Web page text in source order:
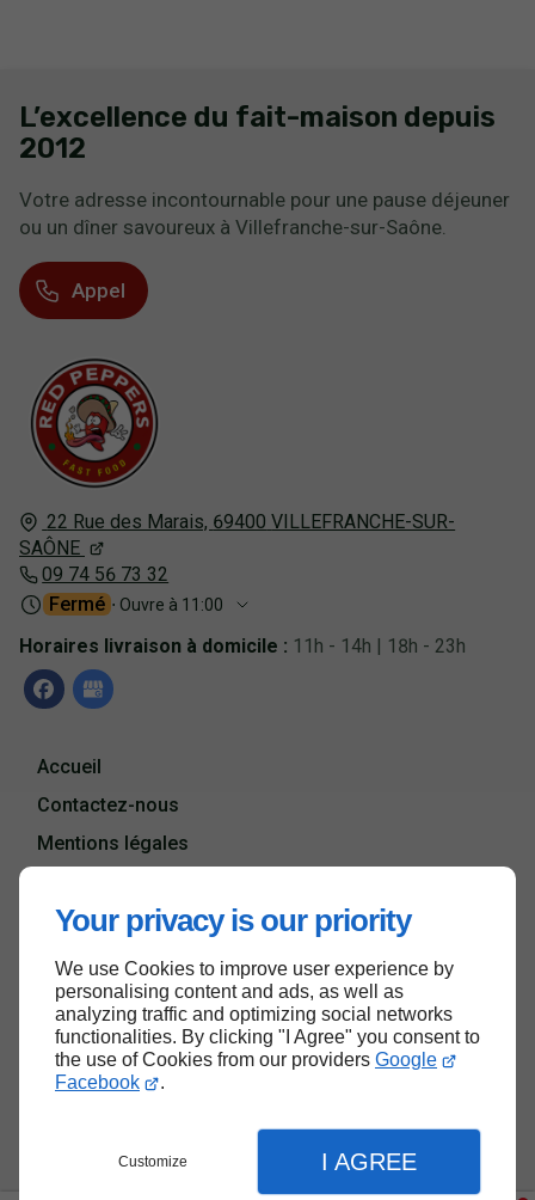
Your privacy is our priority
We use Cookies to improve user experience by
personalising content and ads, as well as
analyzing traffic and optimizing social networks
functionalities. By clicking "I Agree" you consent to
the use of Cookies from our providers Google
Facebook
.
Customize I AGREE
22 Rue des Marais, 69400 VILLEFRANCHE-SUR-
SAÔNE
09 74 56 73 32
Fermé ⋅ Ouvre à 11:00
Horaires livraison à domicile : 11h - 14h | 18h - 23h
Accueil
Contactez-nous
Mentions légales
L’excellence du fait-maison depuis
2012
Votre adresse incontournable pour une pause déjeuner
ou un dîner savoureux à Villefranche-sur-Saône.
Appel
Haut de page